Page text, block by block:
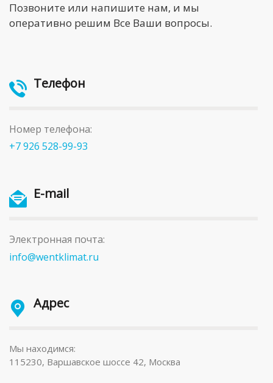
Позвоните или напишите нам, и мы
оперативно решим Все Ваши вопросы.
Телефон
Номер телефона:
+7 926 528-99-93
E-mail
Электронная почта:
info@wentklimat.ru
Адрес
Мы находимся:
115230, Варшавское шоссе 42, Москва